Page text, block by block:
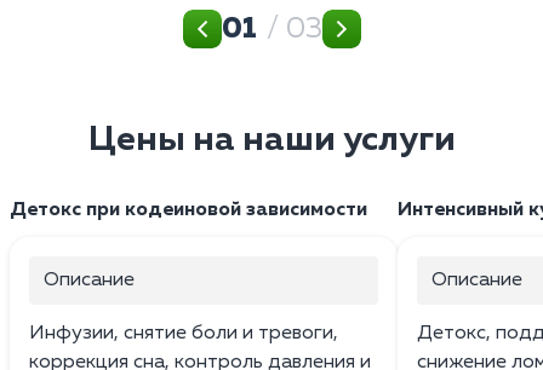
01 / 03
Цены на наши услуги
Детокс при кодеиновой зависимости
Описание
Инфузии, снятие боли и тревоги,
коррекция сна, контроль давления и
Интенсивный
Описание
Детокс,
снижение